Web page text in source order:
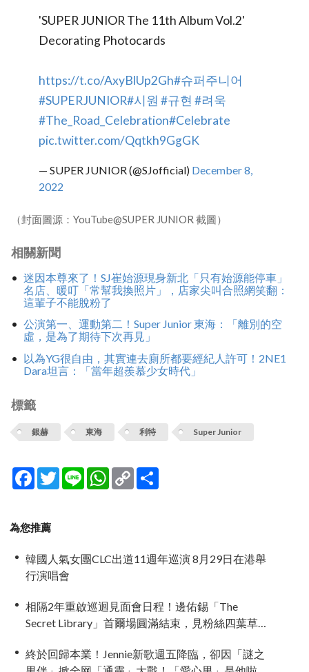
'SUPER JUNIOR The 11th Album Vol.2'
Decorating Photocards
https://t.co/AxyBlUp2Gh#슈퍼주니어
#SUPERJUNIOR#시원 #규현 #려욱
#The_Road_Celebration#Celebrate
pic.twitter.com/Qqtkh9GgGK
— SUPER JUNIOR (@SJofficial) December 8,
2022
（封面圖源：YouTube@SUPER JUNIOR 截圖）
相關新聞
迷因本尊來了！SJ崔始源現身新北「只有始源能停車」
名店、暖叮「常幫我換照片」，店家尖叫合照網笑翻：
這輩子不能脫粉了
公演第一、運動第二！Super Junior 東海：「離別的空
虛，是為了期待下次再見」
以為YG很自由，其實連去廁所都要經紀人許可！2NE1
Dara坦言：「當年超羨慕少女時代」
標籤
銀赫 東海 利特 Super Junior
Facebook
TwitterLine WhatsApp
Copy
Link
為您推薦
韓國人氣女團CLC出道11週年巡演 8月29日在港舉
行演唱會
相隔2年重啟巡迴見面會日程！邊佑錫「The
Secret Library」首爾場圓滿結束，見粉絲四葉草
終於回歸本業！Jennie新歌週五降臨，卻因「謎之